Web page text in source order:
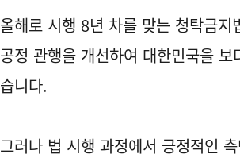
올해로 시행 8년 차를 맞는 청탁금
공정 관행을 개선하여 대한민국을
습니다.
그러나 법 시행 과정에서 긍정적인